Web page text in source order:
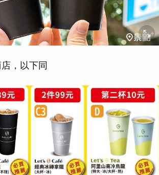
，以下同